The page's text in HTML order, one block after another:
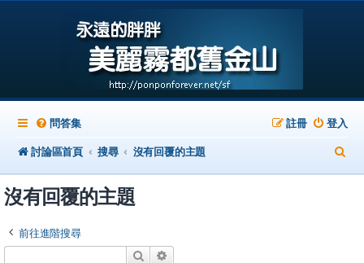
問答集 登入
註冊
討論區首頁
搜尋 沒有回覆的主題
尋
沒有回覆的主題
前往進階搜尋
搜尋